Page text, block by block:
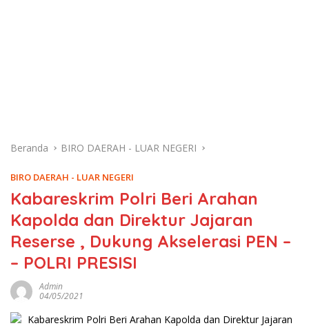
Beranda BIRO DAERAH - LUAR NEGERI
BIRO DAERAH - LUAR NEGERI
Kabareskrim Polri Beri Arahan
Kapolda dan Direktur Jajaran
Reserse , Dukung Akselerasi PEN –
– POLRI PRESISI
Admin
04/05/2021